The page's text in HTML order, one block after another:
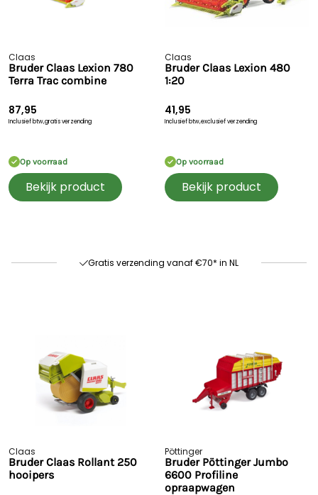
Claas
Bruder Claas Lexion 780
Terra Trac combine
87,95
Inclusief btw,gratis verzending
Op voorraad
Bekijk product
Claas
Bruder Claas Lexion 480
1:20
41,95
Inclusief btw,exclusief verzending
Op voorraad
Bekijk product
Snelle levering
Gratis verzending vanaf €70* in NL
Claas
Bruder Claas Rollant 250
hooipers
Pöttinger
Bruder Pöttinger Jumbo
6600 Profiline
opraapwagen